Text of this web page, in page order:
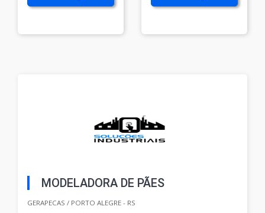
MODELADORA DE PÃES
GERAPECAS / PORTO ALEGRE - RS